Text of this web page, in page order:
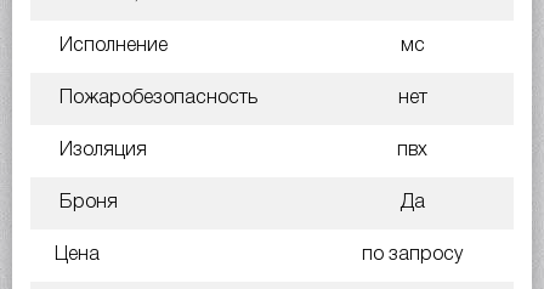
Исполнение мс
Пожаробезопасность нет
Изоляция пвх
Броня Да
Цена по запросу